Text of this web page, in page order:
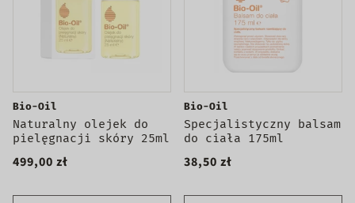
Bio-Oil
Naturalny olejek do
pielęgnacji skóry 25ml
499,00 zł
Bio-Oil
Specjalistyczny balsam
do ciała 175ml
38,50 zł